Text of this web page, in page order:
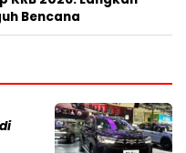
Bencana